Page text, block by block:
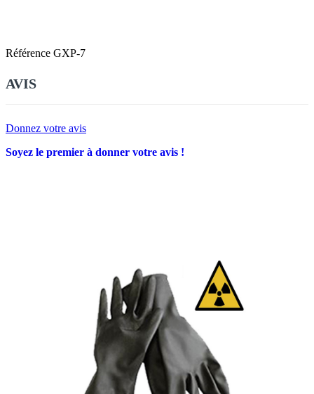
Référence GXP-7
AVIS
Donnez votre avis
Soyez le premier à donner votre avis !